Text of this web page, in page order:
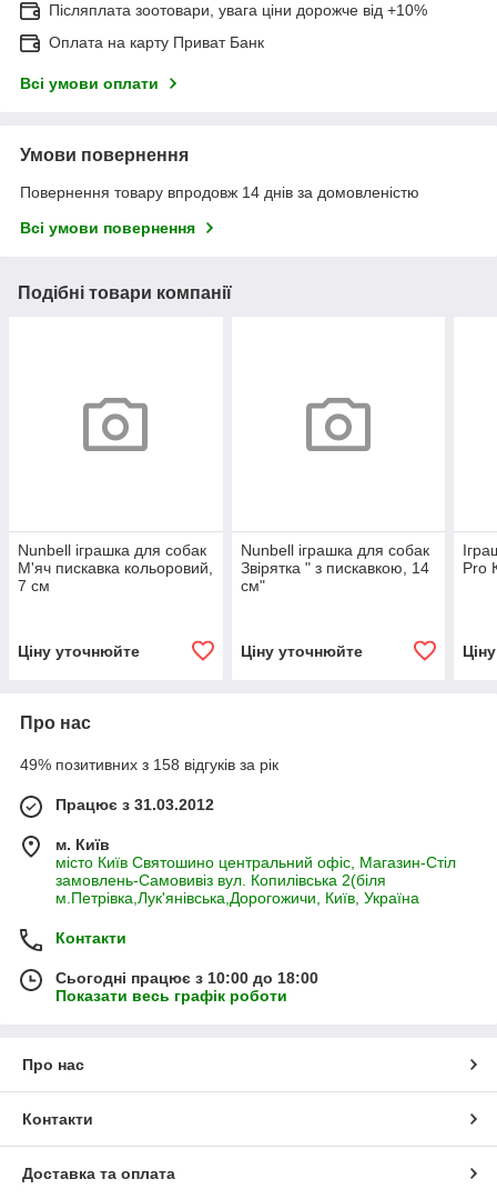
Післяплата зоотовари, увага ціни дорожче від +10%
Оплата на карту Приват Банк
Всі умови оплати
Умови повернення
Повернення товару впродовж 14 днів за домовленістю
Всі умови повернення
Подібні товари компанії
Nunbell іграшка для собак
М'яч пискавка кольоровий,
7 см
Ціну уточнюйте
Nunbell іграшка для собак
Звірятка " з пискавкою, 14
см"
Ціну уточнюйте
Pro
Про нас
49% позитивних з 158 відгуків за рік
Працює з 31.03.2012
м. Київ
місто Київ Святошино центральний офіс, Магазин-Стіл
замовлень-Самовивіз вул. Копилівська 2(біля
м.Петрівка,Лук'янівська,Дорогожичи, Київ, Україна
Контакти
Сьогодні працює з 10:00 до 18:00
Показати весь графік роботи
Про нас
Контакти
Доставка та оплата